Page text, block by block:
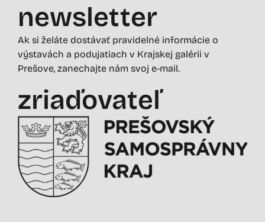
newsletter
Ak si želáte dostávať pravidelné informácie o
výstavách a podujatiach v Krajskej galérii v
Prešove, zanechajte nám svoj e-mail.
zriaďovateľ